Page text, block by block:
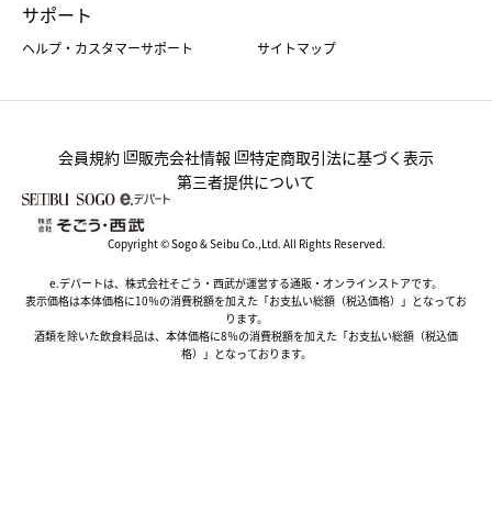
サポート
ヘルプ・カスタマーサポート サイトマップ
会員規約 販売会社情報
特定商取引法に基づく表示
第三者提供について
Copyright © Sogo & Seibu Co.,Ltd. All Rights Reserved.
e.デパートは、株式会社そごう・西武が運営する通販・オンラインストアです。
表示価格は本体価格に10％の消費税額を加えた「お支払い総額（税込価格）」となってお
ります。
酒類を除いた飲食料品は、本体価格に8％の消費税額を加えた「お支払い総額（税込価
格）」となっております。